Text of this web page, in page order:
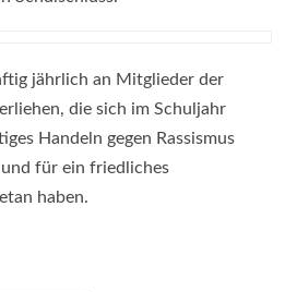
jährlich an Mitglieder der
die sich im Schuljahr
Handeln gegen Rassismus
für ein friedliches
haben.